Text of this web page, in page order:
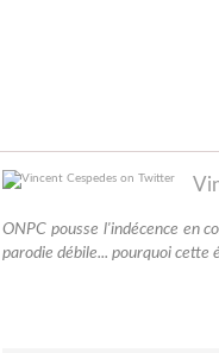
ONPC pousse l'indécence en
parodie débile... pourquoi cette